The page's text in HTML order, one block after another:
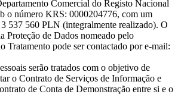
Comercial do Registo Nacional
o número KRS: 0000204776, com um
537 560 PLN (integralmente realizado). O
Proteção de Dados nomeado pelo
Tratamento pode ser contactado por e-mail:
serão tratados com o objetivo de
o Contrato de Serviços de Informação e
de Conta de Demonstração entre si e o